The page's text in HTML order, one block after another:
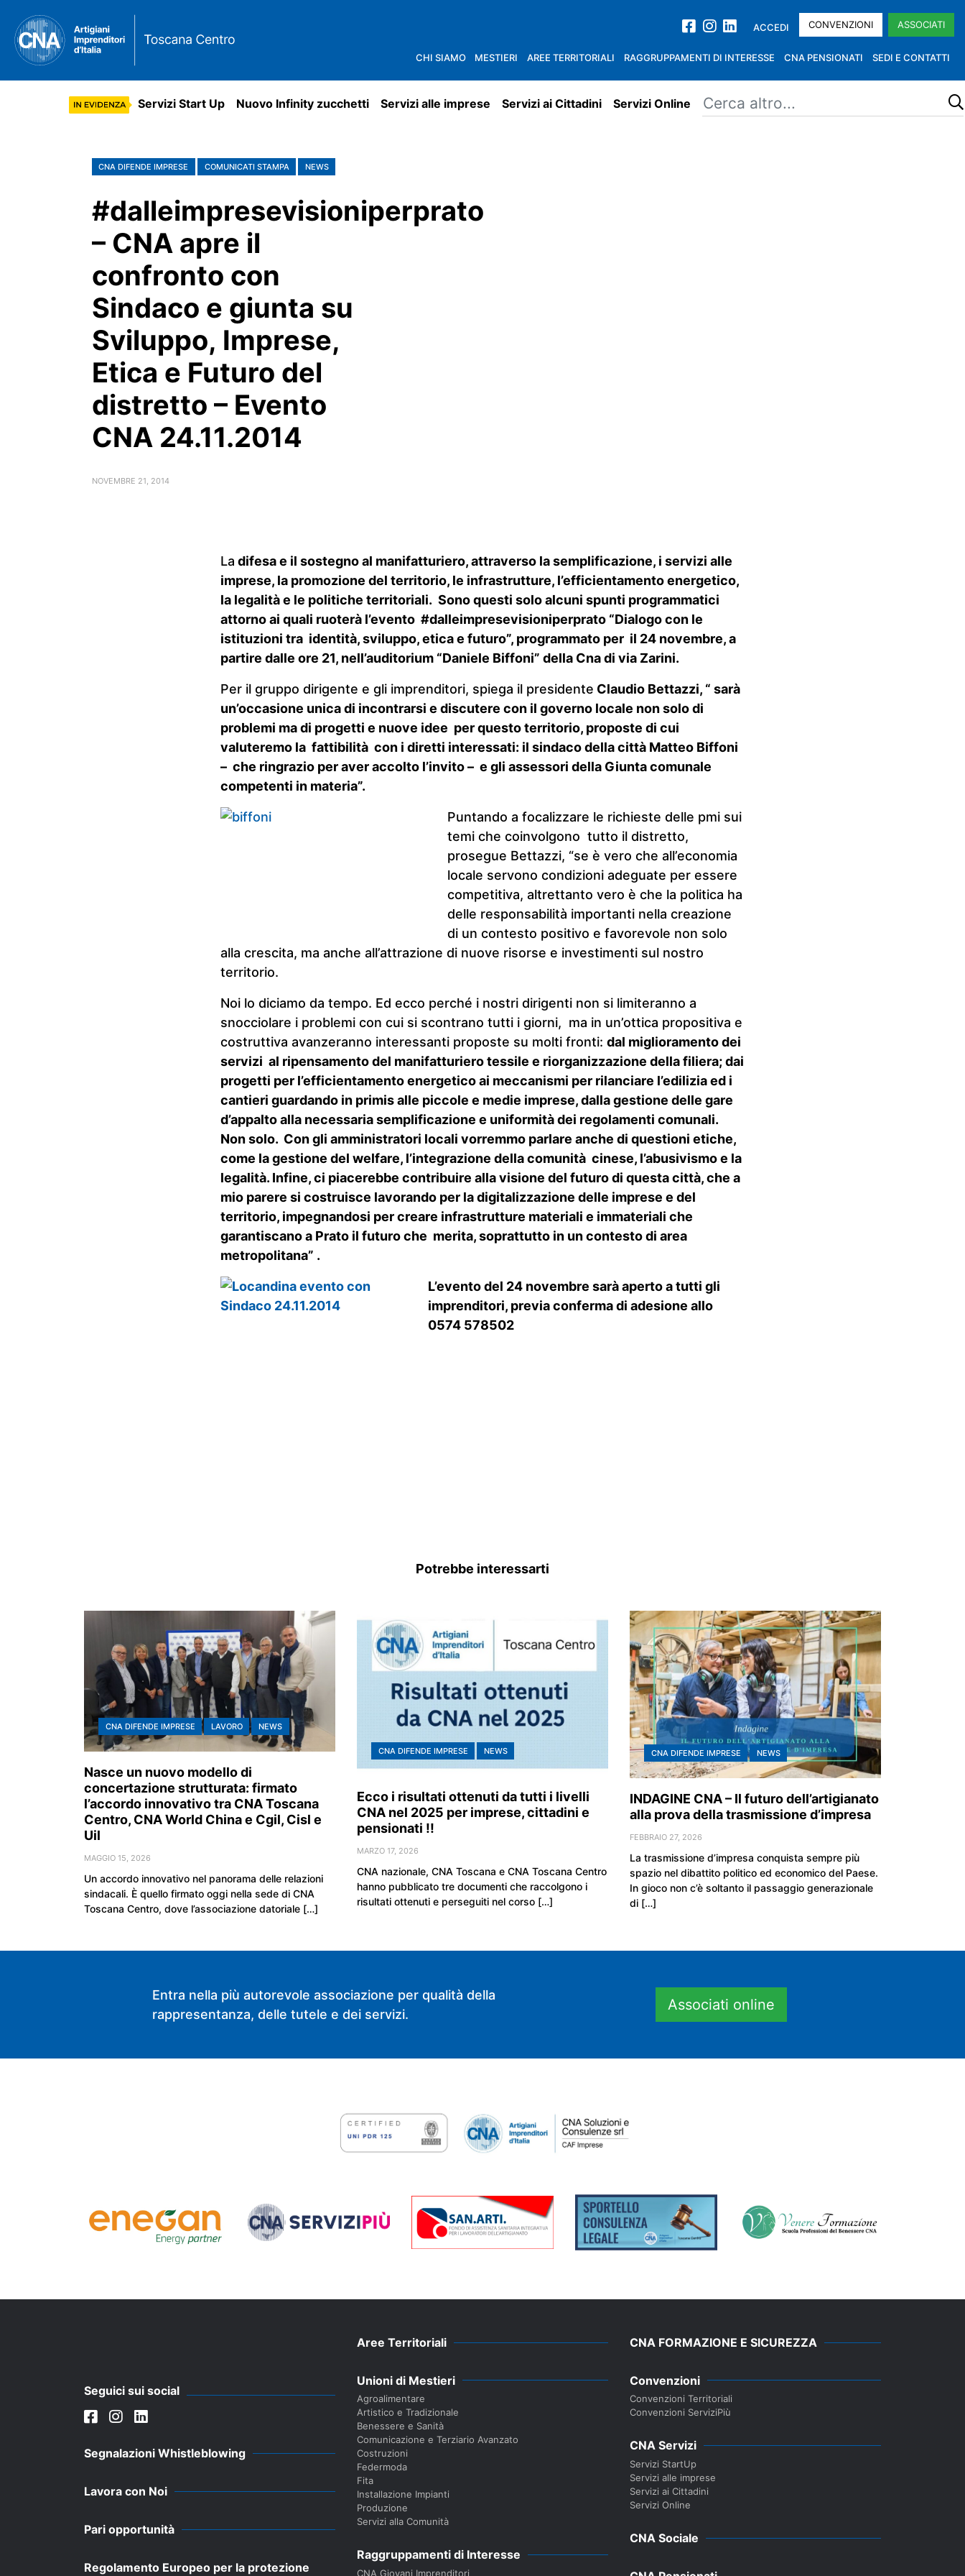
ACCEDI CONVENZIONI ASSOCIATI
CHI SIAMO MESTIERI AREE TERRITORIALI RAGGRUPPAMENTI DI INTERESSE CNA PENSIONATI SEDI E CONTATTI
Servizi Start Up Nuovo Infinity zucchetti Servizi alle imprese Servizi ai Cittadini Servizi Online
CNA DIFENDE IMPRESE COMUNICATI STAMPA NEWS
#dalleimpresevisioniperprato
– CNA apre il
confronto con
Sindaco e giunta su
Sviluppo, Imprese,
Etica e Futuro del
distretto – Evento
CNA 24.11.2014
NOVEMBRE 21, 2014
La difesa e il sostegno al manifatturiero, attraverso la semplificazione, i servizi alle
imprese, la promozione del territorio, le infrastrutture, l’efficientamento energetico,
la legalità e le politiche territoriali. Sono questi solo alcuni spunti programmatici
attorno ai quali ruoterà l’evento #dalleimpresevisioniperprato “Dialogo con le
istituzioni tra identità, sviluppo, etica e futuro”, programmato per il 24 novembre, a
partire dalle ore 21, nell’auditorium “Daniele Biffoni” della Cna di via Zarini.
Per il gruppo dirigente e gli imprenditori, spiega il presidente Claudio Bettazzi, “ sarà
un’occasione unica di incontrarsi e discutere con il governo locale non solo di
problemi ma di progetti e nuove idee per questo territorio, proposte di cui
valuteremo la fattibilità con i diretti interessati: il sindaco della città Matteo Biffoni
– che ringrazio per aver accolto l’invito – e gli assessori della Giunta comunale
competenti in materia”.
Puntando a focalizzare le richieste delle pmi sui
temi che coinvolgono tutto il distretto,
prosegue Bettazzi, “se è vero che all’economia
locale servono condizioni adeguate per essere
competitiva, altrettanto vero è che la politica ha
delle responsabilità importanti nella creazione
di un contesto positivo e favorevole non solo
alla crescita, ma anche all’attrazione di nuove risorse e investimenti sul nostro
territorio.
Noi lo diciamo da tempo. Ed ecco perché i nostri dirigenti non si limiteranno a
snocciolare i problemi con cui si scontrano tutti i giorni, ma in un’ottica propositiva e
costruttiva avanzeranno interessanti proposte su molti fronti: dal miglioramento dei
servizi al ripensamento del manifatturiero tessile e riorganizzazione della filiera; dai
progetti per l’efficientamento energetico ai meccanismi per rilanciare l’edilizia ed i
cantieri guardando in primis alle piccole e medie imprese, dalla gestione delle gare
d’appalto alla necessaria semplificazione e uniformità dei regolamenti comunali.
Non solo. Con gli amministratori locali vorremmo parlare anche di questioni etiche,
come la gestione del welfare, l’integrazione della comunità cinese, l’abusivismo e la
legalità. Infine, ci piacerebbe contribuire alla visione del futuro di questa città, che a
mio parere si costruisce lavorando per la digitalizzazione delle imprese e del
territorio, impegnandosi per creare infrastrutture materiali e immateriali che
garantiscano a Prato il futuro che merita, soprattutto in un contesto di area
metropolitana” .
L’evento del 24 novembre sarà aperto a tutti gli
imprenditori, previa conferma di adesione allo
0574 578502
Potrebbe interessarti
CNA DIFENDE IMPRESE LAVORO NEWS
Nasce un nuovo modello di
concertazione strutturata: firmato
l’accordo innovativo tra CNA Toscana
Centro, CNA World China e Cgil, Cisl e
Uil
MAGGIO 15, 2026
Un accordo innovativo nel panorama delle relazioni
sindacali. È quello firmato oggi nella sede di CNA
Toscana Centro, dove l’associazione datoriale […]
CNA DIFENDE IMPRESE NEWS
Ecco i risultati ottenuti da tutti i livelli
CNA nel 2025 per imprese, cittadini e
pensionati !!
MARZO 17, 2026
CNA nazionale, CNA Toscana e CNA Toscana Centro
hanno pubblicato tre documenti che raccolgono i
risultati ottenuti e perseguiti nel corso […]
CNA DIFENDE IMPRESE NEWS
INDAGINE CNA – Il futuro dell’artigianato
alla prova della trasmissione d’impresa
FEBBRAIO 27, 2026
La trasmissione d’impresa conquista sempre più
spazio nel dibattito politico ed economico del Paese.
In gioco non c’è soltanto il passaggio generazionale
di […]
Entra nella più autorevole associazione per qualità della
rappresentanza, delle tutele e dei servizi.
Associati online
Seguici sui social
Segnalazioni Whistleblowing
Lavora con Noi
Pari opportunità
Regolamento Europeo per la protezione
Aree Territoriali
Unioni di Mestieri
Agroalimentare
Artistico e Tradizionale
Benessere e Sanità
Comunicazione e Terziario Avanzato
Costruzioni
Federmoda
Fita
Installazione Impianti
Produzione
Servizi alla Comunità
Raggruppamenti di Interesse
CNA Giovani Imprenditori
CNA FORMAZIONE E SICUREZZA
Convenzioni
Convenzioni Territoriali
Convenzioni ServiziPiù
CNA Servizi
Servizi StartUp
Servizi alle imprese
Servizi ai Cittadini
Servizi Online
CNA Sociale